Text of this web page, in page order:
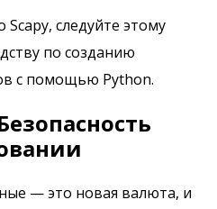
следуйте этому
по созданию
с помощью Python.
— это новая валюта, и